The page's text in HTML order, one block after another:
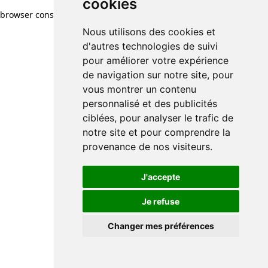
cookies
Nous utilisons des cookies et
d'autres technologies de suivi
pour améliorer votre expérience
de navigation sur notre site, pour
vous montrer un contenu
personnalisé et des publicités
ciblées, pour analyser le trafic de
notre site et pour comprendre la
provenance de nos visiteurs.
J'accepte
Je refuse
Changer mes préférences
browser console for more information)